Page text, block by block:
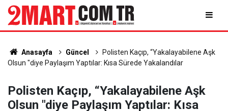
Anasayfa Güncel
Polisten Kaçıp, “Yakalayabilene Aşk
Olsun "diye Paylaşım Yaptılar: Kısa Sürede Yakalandılar
Polisten Kaçıp, “Yakalayabilene Aşk
Olsun "diye Paylaşım Yaptılar: Kısa